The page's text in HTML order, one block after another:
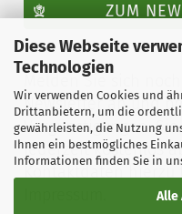
Diese Webseite
Technologien
Wir verwenden Cookies und
Drittanbietern, um die
gewährleisten, die Nutzung
Ihnen ein bestmögliches
Informationen finden Sie in
Alle
ZUM
Melden Sie sich
Newsletter an und
Vergünstigungen.
jederzeit kostenlos
Kontaktdaten hierzu